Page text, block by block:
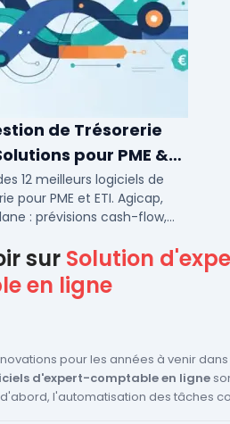
de Trésorerie
pour PME &
12 meilleurs logiciels de
pour PME et ETI. Agicap,
: prévisions cash-flow,
tarifs et avis.
sur Solution
en ligne
pour les années à venir
d'expert-comptable en ligne
l'automatisation des tâches